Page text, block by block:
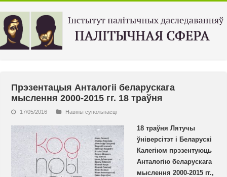
Прэзентацыя Анталогіі беларускага
мыслення 2000-2015 гг. 18 траўня
17/05/2016 Навiны супольнасцi
18 траўня Лятучы
ўніверсітэт і Беларускі
Калегіюм прэзентуюць
Анталогію беларускага
мыслення 2000-2015 гг.,